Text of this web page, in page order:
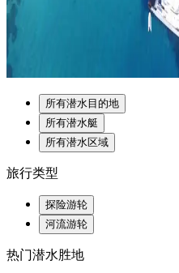
所有潜水目的地
所有潜水艇
所有潜水区域
旅行类型
探险游轮
河流游轮
热门潜水胜地